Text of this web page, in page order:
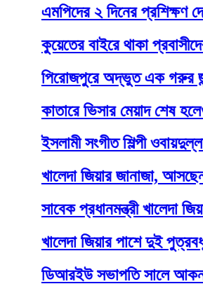
এমপিদের ২ দিনের প্রশিক্ষণ দেবে
কুয়েতের বাইরে থাকা প্রবাসীদের
পিরোজপুরে অদ্ভুত এক গরুর জন্ম
কাতারে ভিসার মেয়াদ শেষ হলেও
ইসলামী সংগীত শিল্পী ওবায়দুল্লাহ
খালেদা জিয়ার জানাজা, আসছেন
সাবেক প্রধানমন্ত্রী খালেদা জিয়া
খালেদা জিয়ার পাশে দুই পুত্রবধূ
ডিআরইউ সভাপতি সালে আকন,